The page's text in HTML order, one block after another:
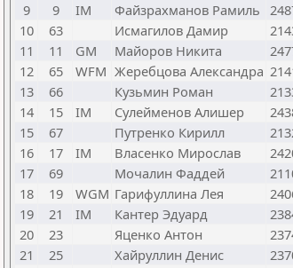
9
9 IM Файзрахманов Рамиль
10
63 Исмагилов Дамир
11
11 GM Майоров Никита
12
65 WFM Жеребцова Александра
13
66 Кузьмин Роман
14
15 IM Сулейменов Алишер
15
67 Путренко Кирилл
16
17 IM Власенко Мирослав
17
69 Мочалин Фаддей
18
19 WGM Гарифуллина Лея
19
21 IM Кантер Эдуард
20
23 Яценко Антон
21
25 Хайруллин Денис